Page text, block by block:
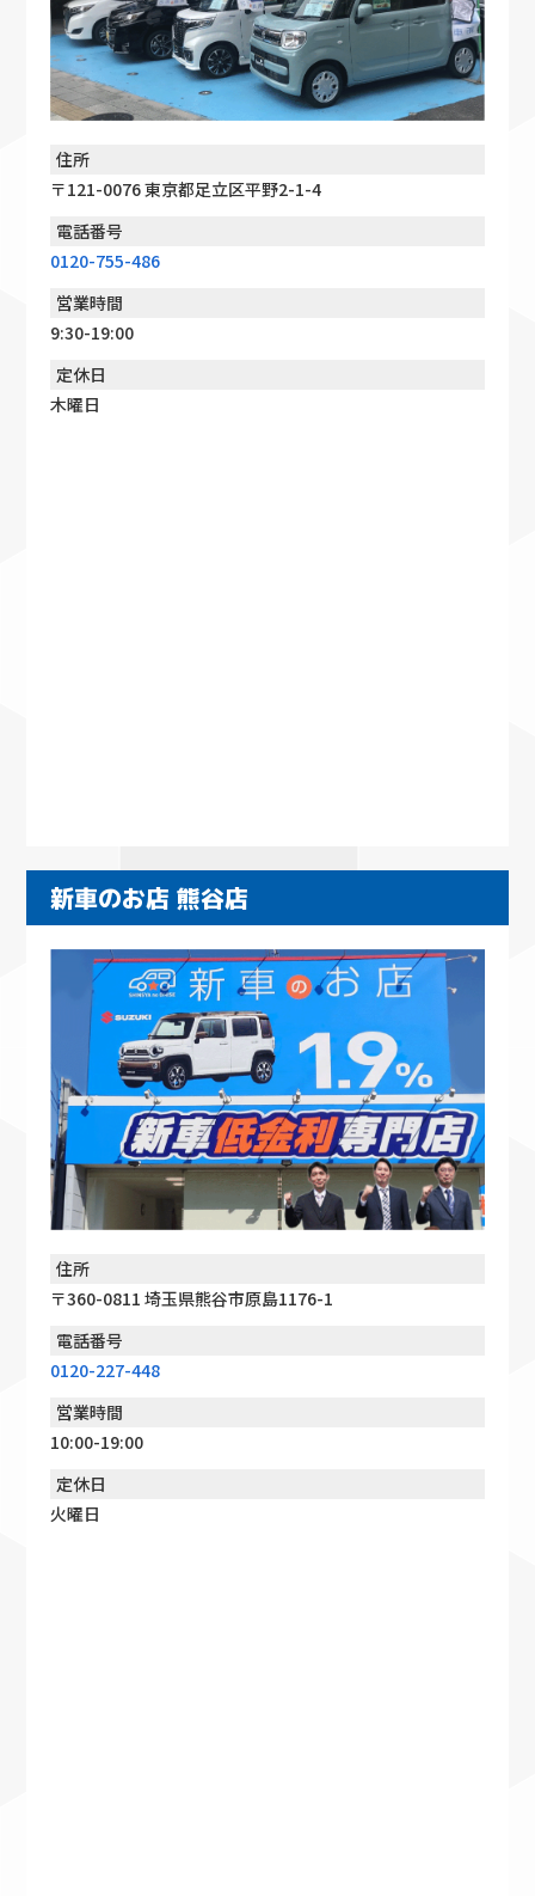
住所
〒121-0076 東京都足立区平野2-1-4
電話番号
0120-755-486
営業時間
9:30-19:00
定休日
木曜日
新車のお店 熊谷店
住所
〒360-0811 埼玉県熊谷市原島1176-1
電話番号
0120-227-448
営業時間
10:00-19:00
定休日
火曜日